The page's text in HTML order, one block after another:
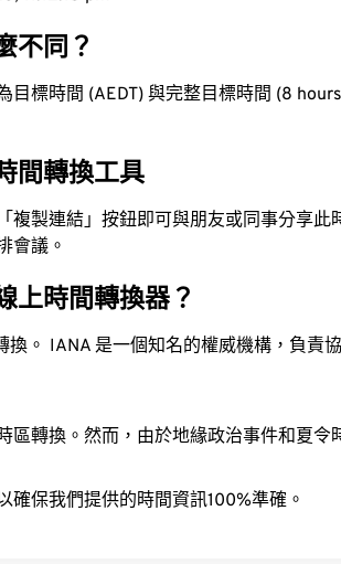
不同？
目標時間 (AEDT) 與完整目標時間 (8
間轉換工具
複製連結」按鈕即可與朋友或同事分享此
會議。
上時間轉換器？
換。 IANA 是一個知名的權威機構，負責
區轉換。然而，由於地緣政治事件和夏令
保我們提供的時間資訊100%準確。